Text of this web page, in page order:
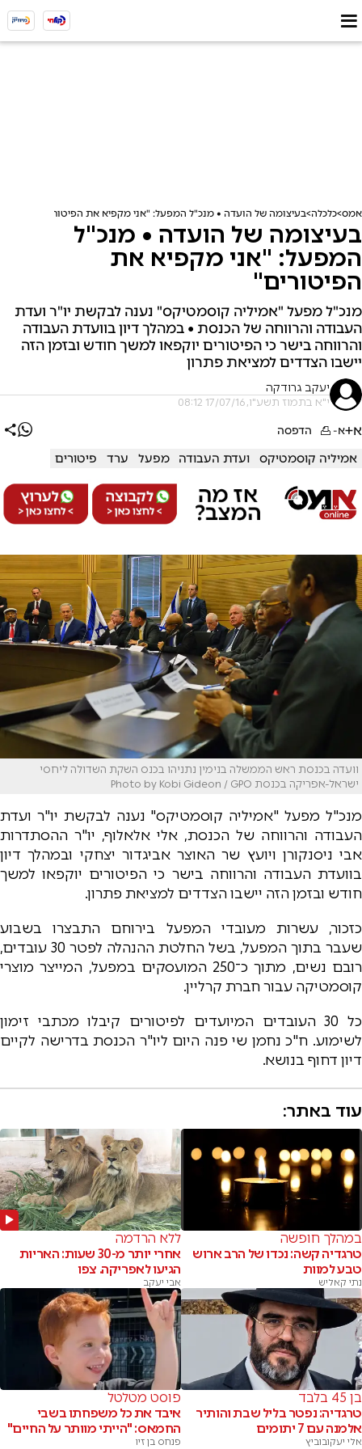
אמס כלכלה בעיצומה של הועדה • מנכ"ל המפעל: "אני מקפיא את הפיטורים"
בעיצומה של הועדה • מנכ"ל
המפעל: "אני מקפיא את
הפיטורים"
מנכ"ל מפעל "אמיליה קוסמטיקס" נענה לבקשת יו"ר ועדת
העבודה והרווחה של הכנסת • במהלך דיון בוועדת העבודה
והרווחה בישר כי הפיטורים יוקפאו למשך חודש ובזמן הזה
יישבו הצדדים למציאת פתרון
יעקב גרודקה
י"א בתמוז תשע"ו, 17/07/16 08:12
א+א- הדפסה
אמיליה קוסמטיקס ועדת העבודה מפעל ערד פיטורים
וועדה בכנסת ראש הממשלה בנימין נתניהו בכנס השקת השדולה ליחסי
ישראל-אפריקה בכנסת Photo by Kobi Gideon / GPO
מנכ"ל מפעל "אמיליה קוסמטיקס" נענה לבקשת יו"ר ועדת
העבודה והרווחה של הכנסת, אלי אלאלוף, יו"ר ההסתדרות
אבי ניסנקורן ויועץ שר האוצר אביגדור יצחקי ובמהלך דיון
בוועדת העבודה והרווחה בישר כי הפיטורים יוקפאו למשך
חודש ובזמן הזה יישבו הצדדים למציאת פתרון.
כזכור, עשרות מעובדי המפעל בירוחם התבצרו בשבוע
שעבר בתוך המפעל, בשל החלטת ההנהלה לפטר 30 עובדים,
רובם נשים, מתוך כ־250 המועסקים במפעל, המייצר מוצרי
קוסמטיקה עבור חברת קרליין.
כל 30 העובדים המיועדים לפיטורים קיבלו מכתבי זימון
לשימוע. ח"כ נחמן שי פנה היום ליו"ר הכנסת בדרישה לקיים
דיון דחוף בנושא.
עוד באתר:
במהלך חופשה
טרגדיה קשה: נכדו של הרב ארוש
טבע למוות
נתי קאליש
ללא הרדמה
אחרי יותר מ-30 שעות: האריות
הגיעו לאפריקה. צפו
אבי יעקב
בן 45 בלבד
טרגדיה: נפטר בליל שבת והותיר
אלמנה עם 7 יתומים
אלי יעקובוביץ
פוסט מטלטל
איבד את כל משפחתו בשבי
החמאס: "הייתי מוותר על החיים"
פנחס בן זיו